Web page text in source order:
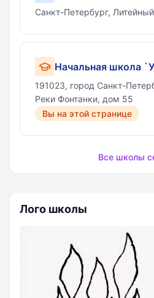
Санкт-Петербург,
Начальная школа
191023, город Санкт-
Реки Фонтанки, дом 55
Вы на этой странице
Все школы
Лого школы